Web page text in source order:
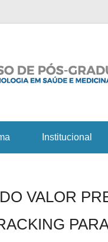
Institucional
VALOR